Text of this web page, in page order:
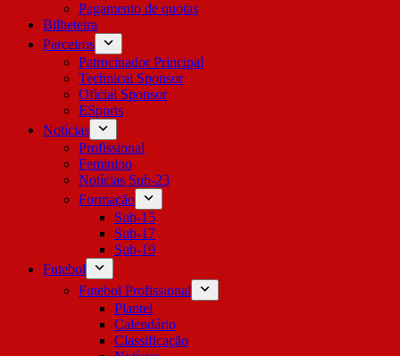
Pagamento de quotas
Bilheteira
Parceiros
Patrocinador Principal
Technical Sponsor
Oficial Sponsor
ESports
Notícias
Profissional
Feminino
Notícias Sub-23
Formação
Sub-15
Sub-17
Sub-19
Futebol
Futebol Profissional
Plantel
Calendário
Classificação